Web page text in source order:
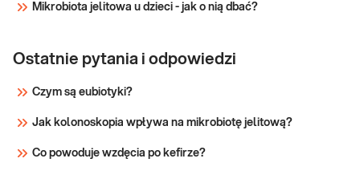
Mikrobiota jelitowa u dzieci - jak o nią dbać?
Ostatnie pytania i odpowiedzi
Czym są eubiotyki?
Jak kolonoskopia wpływa na mikrobiotę jelitową?
Co powoduje wzdęcia po kefirze?